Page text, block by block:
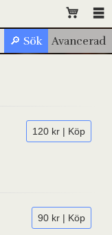
120 kr | Köp
90 kr | Köp